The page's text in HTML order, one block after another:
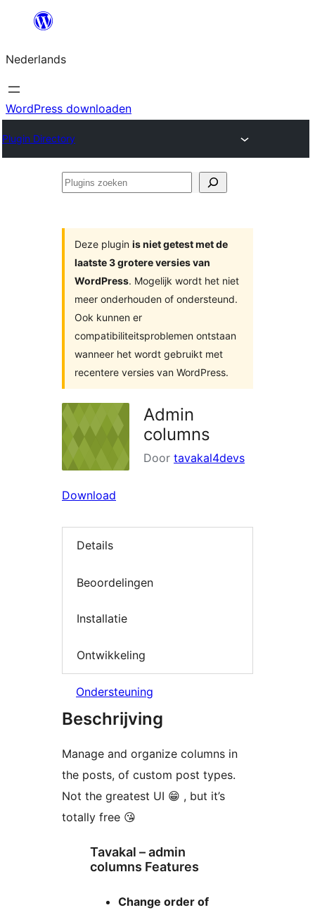
de
inhoud
Nederlands
WordPress downloaden
Plugin Directory
Plugins
Deze plugin is niet getest met de
laatste 3 grotere versies van
WordPress. Mogelijk wordt het niet
meer onderhouden of ondersteund.
Ook kunnen er
compatibiliteitsproblemen ontstaan
wanneer het wordt gebruikt met
recentere versies van WordPress.
Admin
columns
Door tavakal4devs
Download
Details
Beoordelingen
Installatie
Ontwikkeling
Ondersteuning
Beschrijving
Manage and organize columns in
the posts, of custom post types.
Not the greatest UI 😁 , but it’s
totally free 😘
Tavakal – admin
columns Features
Change order of